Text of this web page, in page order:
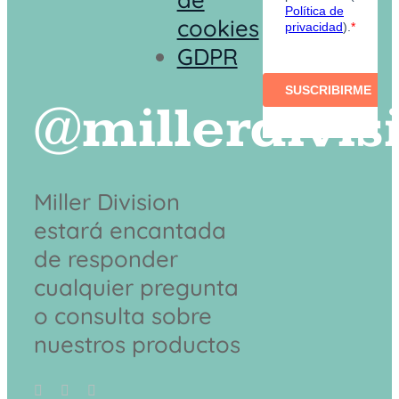
cookies
GDPR
Miller Division
estará encantada
de responder
cualquier pregunta
o consulta sobre
nuestros productos